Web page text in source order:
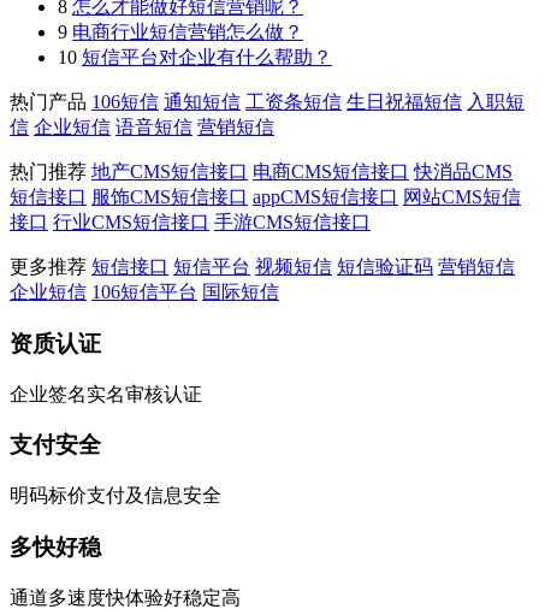
8 怎么才能做好短信营销呢？
9 电商行业短信营销怎么做？
10 短信平台对企业有什么帮助？
热门产品 106短信 通知短信 工资条短信 生日祝福短信 入职短
信 企业短信 语音短信 营销短信
热门推荐 地产CMS短信接口 电商CMS短信接口 快消品CMS
短信接口 服饰CMS短信接口 appCMS短信接口 网站CMS短信
接口 行业CMS短信接口 手游CMS短信接口
更多推荐 短信接口 短信平台 视频短信 短信验证码 营销短信
企业短信 106短信平台 国际短信
资质认证
企业签名实名审核认证
支付安全
明码标价支付及信息安全
多快好稳
通道多速度快体验好稳定高